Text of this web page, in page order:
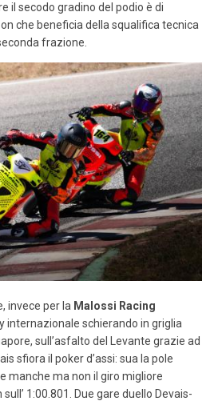
il secodo gradino del podio è di
che beneficia della squalifica tecnica
frazione.
invece per la Malossi Racing
internazionale schierando in griglia
sull’asfalto del Levante grazie ad
sfiora il poker d’assi: sua la pole
manche ma non il giro migliore
1:00.801. Due gare duello Devais-